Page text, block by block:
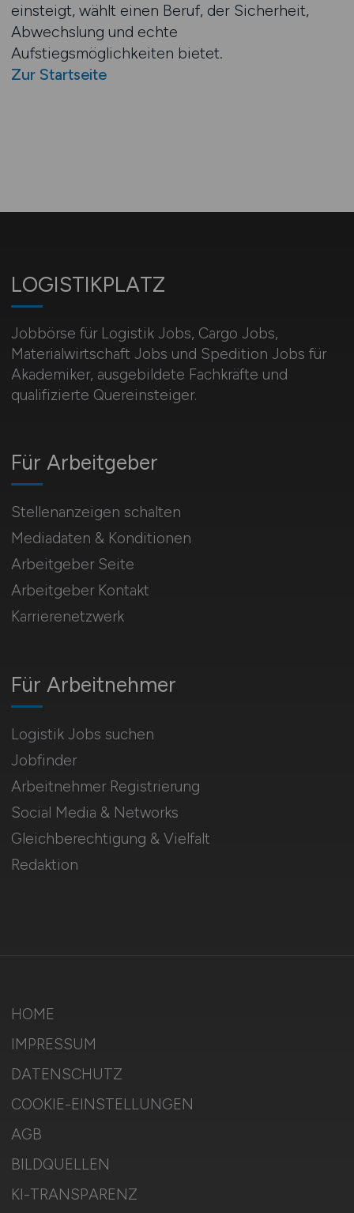
einsteigt, wählt einen Beruf, der Sicherheit,
Abwechslung und echte
Aufstiegsmöglichkeiten bietet.
Zur Startseite
LOGISTIKPLATZ
Jobbörse für Logistik Jobs, Cargo Jobs,
Materialwirtschaft Jobs und Spedition Jobs für
Akademiker, ausgebildete Fachkräfte und
qualifizierte Quereinsteiger.
Für Arbeitnehmer
Logistik Jobs suchen
Jobfinder
Arbeitnehmer Registrierung
Social Media & Networks
Gleichberechtigung & Vielfalt
Redaktion
Für Arbeitgeber
Stellenanzeigen schalten
Mediadaten & Konditionen
Arbeitgeber Seite
Arbeitgeber Kontakt
Karrierenetzwerk
HOME
IMPRESSUM
DATENSCHUTZ
COOKIE-EINSTELLUNGEN
AGB
BILDQUELLEN
KI-TRANSPARENZ